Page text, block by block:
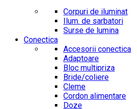
Corpuri de iluminat
Ilum. de sarbatori
Surse de lumina
Conectica
Accesorii conectica
Adaptoare
Bloc multipriza
Bride/coliere
Cleme
Cordon alimentare
Doze